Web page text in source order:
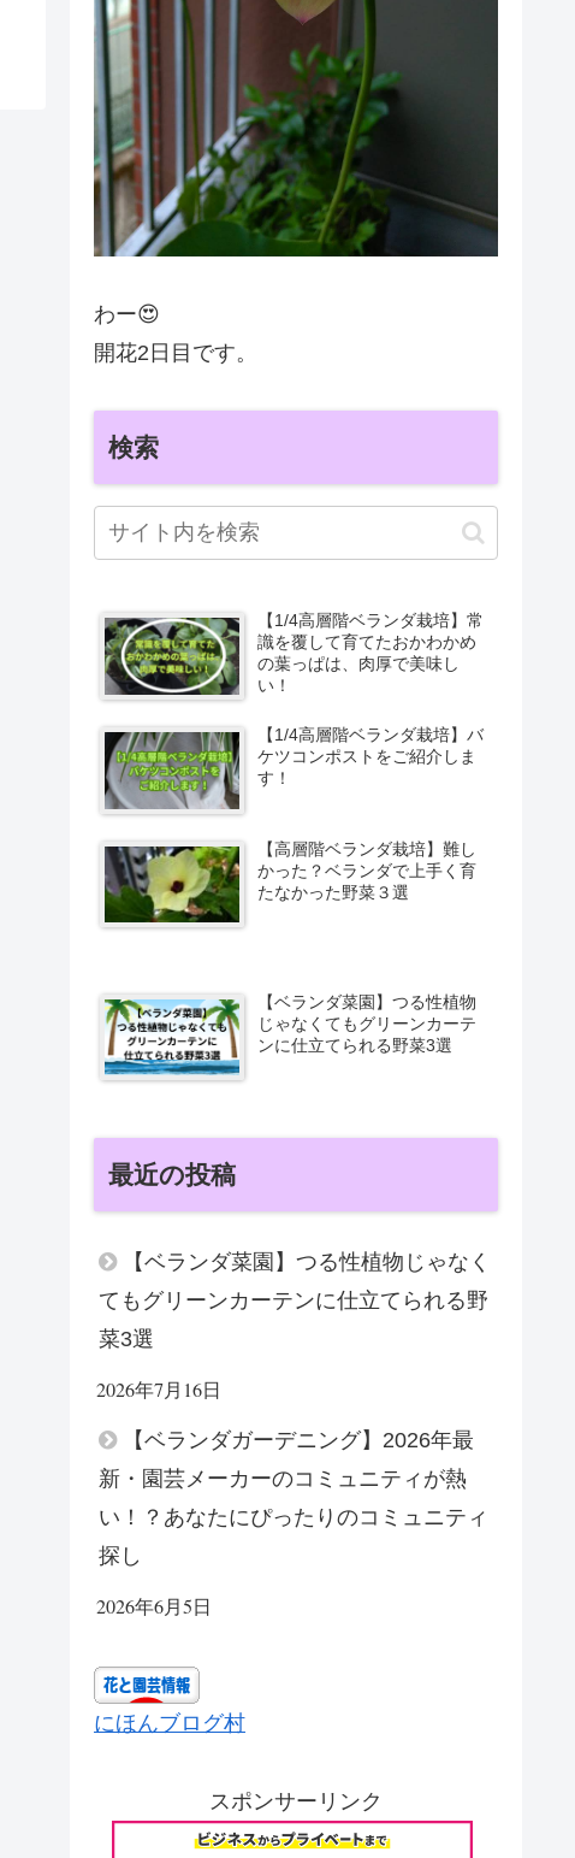
わー😍
開花2日目です。
検索
【1/4高層階ベランダ栽培】常
識を覆して育てたおかわかめ
の葉っぱは、肉厚で美味し
い！
【1/4高層階ベランダ栽培】バ
ケツコンポストをご紹介しま
す！
【高層階ベランダ栽培】難し
かった？ベランダで上手く育
たなかった野菜３選
【ベランダ菜園】つる性植物
じゃなくてもグリーンカーテ
ンに仕立てられる野菜3選
最近の投稿
【ベランダ菜園】つる性植物じゃなく
てもグリーンカーテンに仕立てられる野
菜3選
2026年7月16日
【ベランダガーデニング】2026年最
新・園芸メーカーのコミュニティが熱
い！？あなたにぴったりのコミュニティ
探し
2026年6月5日
にほんブログ村
スポンサーリンク